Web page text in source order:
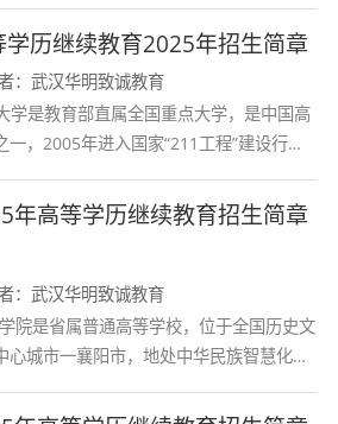
升
2.5
函
授
专科起点升本科，科
类：理工
2.5
函
授
专科起点升本科，科
类：理工...
升 函
授
专科起点升本科，科
类：理工
升
2.5
函 专科起点升本科，科
历继续教育2025年招生简章
：武汉华明致诚教育
学是教育部直属全国重点大学，是中国高
，2005年进入国家“211工程”建设行
年高等学历继续教育招生简章
：武汉华明致诚教育
城市一襄阳市，地处中华民族智慧化身